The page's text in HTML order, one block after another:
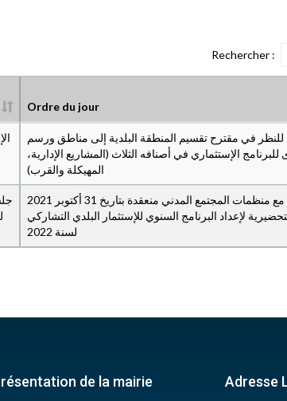
Rechercher :
Ordre du jour
في مقترح تقسيم المنطقة البلدية إلى مناطق ورسم
الإستثماري في أصنافه الثلاث (المشاريع الإدارية،
المهيكلة والقرب)
جلسة تشاركية مع منظمات المجتمع المدني منعقدة بتاريخ 31 أكتوبر 2021
لإعداد البرنامج السنوي للإستثمار البلدي التشاركي
لسنة 2022
de la mairie Adresse